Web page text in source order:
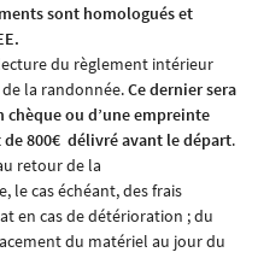
sont homologués et
du règlement intérieur
la randonnée.Ce dernier sera
chèque ou d’une empreinte
800€ délivré avant le départ.
retour de la
le cas échéant, des frais
en cas de détérioration ; du
du matériel au jour du